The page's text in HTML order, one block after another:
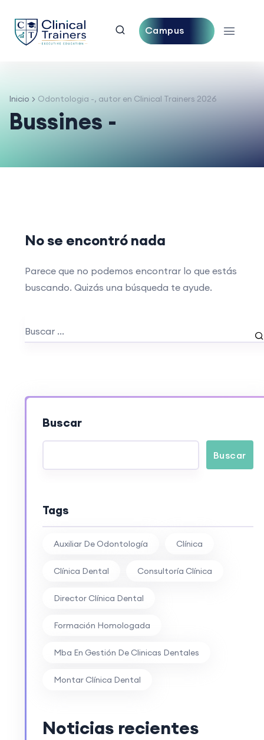
Campus
Inicio Odontologia -, autor en Clinical Trainers 2026
Bussines -
No se encontró nada
Parece que no podemos encontrar lo que estás
buscando. Quizás una búsqueda te ayude.
Buscar
Buscar
Tags
Auxiliar De Odontología Clínica
Clínica Dental Consultoría Clínica
Director Clínica Dental
Formación Homologada
Mba En Gestión De Clinicas Dentales
Montar Clínica Dental
Noticias recientes